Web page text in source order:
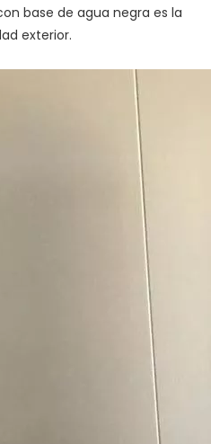
base de agua negra es la
exterior.